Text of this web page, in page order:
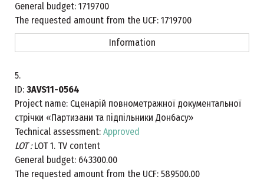
General budget: 1719700
The requested amount from the UCF: 1719700
Information
5.
ID: 3AVS11-0564
Project name: Сценарій повнометражної документальної
стрічки «Партизани та підпільники Донбасу»
Technical assessment: Approved
LOT :LOT 1. TV content
General budget: 643300.00
The requested amount from the UCF: 589500.00